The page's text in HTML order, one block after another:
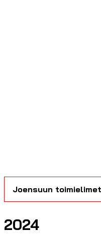
Joensuun toimielimet
2024